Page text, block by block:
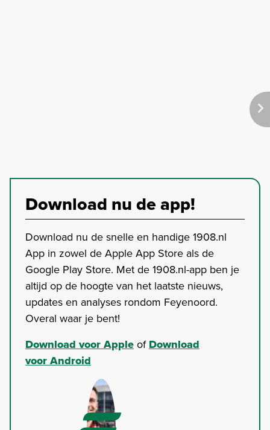
Download nu de app!
Download nu de snelle en handige 1908.nl
App in zowel de Apple App Store als de
Google Play Store. Met de 1908.nl-app ben je
altijd op de hoogte van het laatste nieuws,
updates en analyses rondom Feyenoord.
Overal waar je bent!
Download voor AppleofDownload
voor Android